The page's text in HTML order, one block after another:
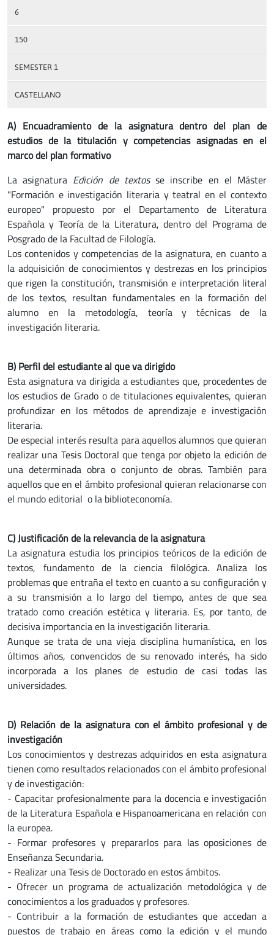
6
150
SEMESTER 1
CASTELLANO
A) Encuadramiento de la asignatura dentro del plan de
estudios de la titulación y competencias asignadas en el
marco del plan formativo
La asignatura Edición de textosse inscribe en el Máster
"Formación e investigación literaria y teatral en el contexto
europeo" propuesto por el Departamento de Literatura
Española y Teoría de la Literatura, dentro del Programa de
Posgrado de la Facultad de Filología.
Los contenidos y competencias de la asignatura, en cuanto a
la adquisición de conocimientos y destrezas en los principios
que rigen la constitución, transmisión e interpretación literal
de los textos, resultan fundamentales en la formación del
alumno en la metodología, teoría y técnicas de la
investigación literaria.
B) Perfil del estudiante al que va dirigido
Esta asignatura va dirigida a estudiantes que, procedentes de
los estudios de Grado o de titulaciones equivalentes, quieran
profundizar en los métodos de aprendizaje e investigación
literaria.
De especial interés resulta para aquellos alumnos que quieran
realizar una Tesis Doctoral que tenga por objeto la edición de
una determinada obra o conjunto de obras. También para
aquellos que en el ámbito profesional quieran relacionarse con
el mundo editorial o la biblioteconomía.
C) Justificación de la relevancia de la asignatura
La asignatura estudia los principios teóricos de la edición de
textos, fundamento de la ciencia filológica. Analiza los
problemas que entraña el texto en cuanto a su configuración y
a su transmisión a lo largo del tiempo, antes de que sea
tratado como creación estética y literaria. Es, por tanto, de
decisiva importancia en la investigación literaria.
Aunque se trata de una vieja disciplina humanística, en los
últimos años, convencidos de su renovado interés, ha sido
incorporada a los planes de estudio de casi todas las
universidades.
D) Relación de la asignatura con el ámbito profesional y de
investigación
Los conocimientos y destrezas adquiridos en esta asignatura
tienen como resultados relacionados con el ámbito profesional
y de investigación:
- Capacitar profesionalmente para la docencia e investigación
de la Literatura Española e Hispanoamericana en relación con
la europea.
- Formar profesores y prepararlos para las oposiciones de
Enseñanza Secundaria.
- Realizar una Tesis de Doctorado en estos ámbitos.
- Ofrecer un programa de actualización metodológica y de
conocimientos a los graduados y profesores.
- Contribuir a la formación de estudiantes que accedan a
puestos de trabajo en áreas como la edición y el mundo